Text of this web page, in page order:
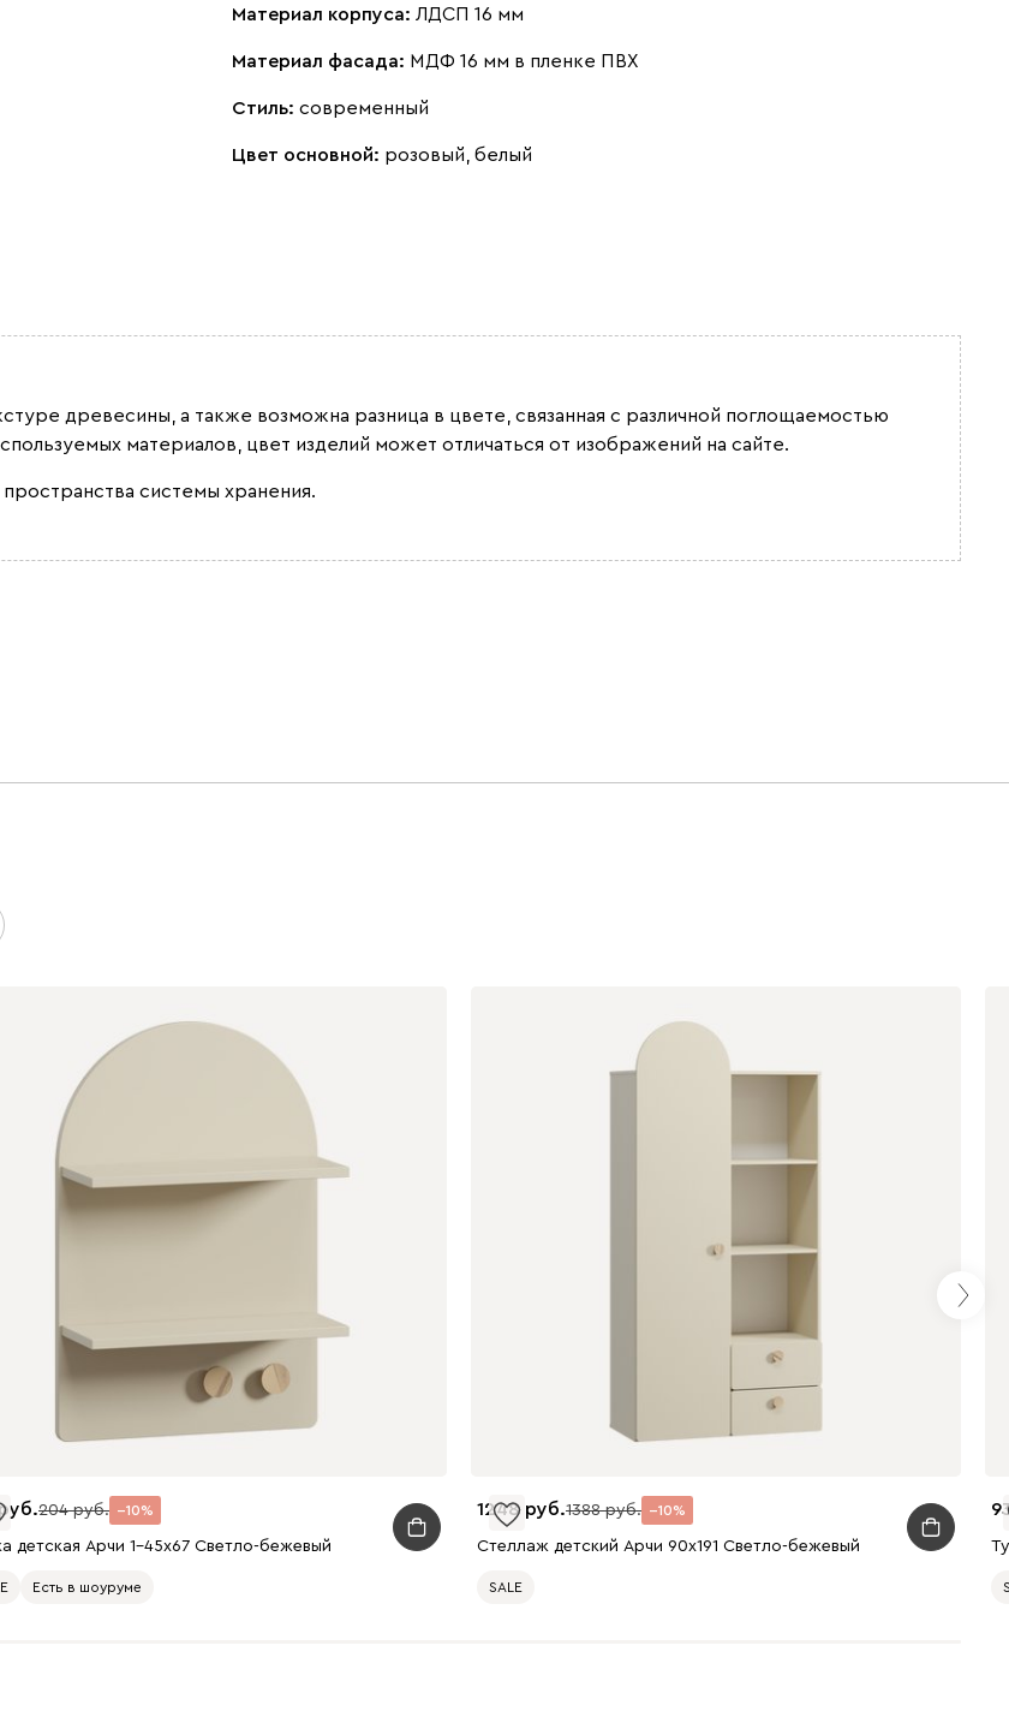
Материал корпуса: ЛДСП 16 мм
Материал фасада: МДФ 16 мм в пленке ПВХ
Стиль: современный
Цвет основной: розовый, белый
древесины, а также возможна разница в цвете, связанная с различной поглощаемостью
материалов, цвет изделий может отличаться от изображений на сайте.
системы хранения.
204 10
детская Арчи 1-45x67 Светло-бежевый
Есть в шоуруме
1248 1388 10
Стеллаж детский Арчи 90x191 Светло-бежевый
SALE